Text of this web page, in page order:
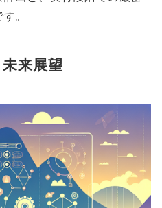
。
来展望